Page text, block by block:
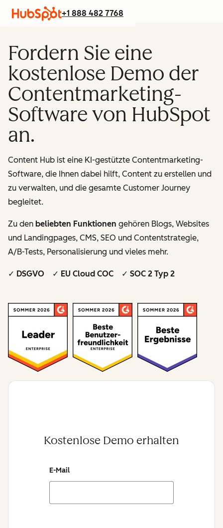
+1 888 482 7768
Fordern Sie eine
kostenlose Demo der
Contentmarketing-
Software von HubSpot
an.
Content Hub ist eine KI-gestützte Contentmarketing-
Software, die Ihnen dabei hilft, Content zu erstellen und
zu verwalten, und die gesamte Customer Journey
begleitet.
Zu den beliebten Funktionen gehören Blogs, Websites
und Landingpages, CMS, SEO und Contentstrategie,
A/B-Tests, Personalisierung und vieles mehr.
✓ DSGVO ✓ EU Cloud COC ✓ SOC 2 Typ 2
Kostenlose Demo erhalten
E-Mail